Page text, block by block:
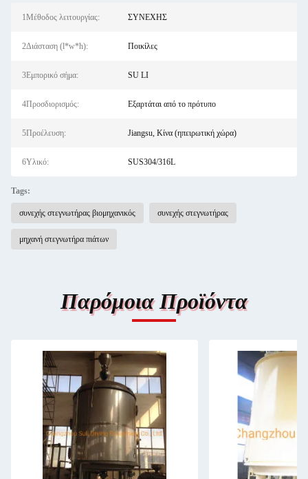
1Μέθοδος λειτουργίας: ΣΥΝΕΧΗΣ
2Διάσταση (l*w*h): Ποικίλες
3Εμπορικό σήμα: SU LI
4Προσδιορισμός: Εξαρτάται από το πρότυπο
5Προέλευση: Jiangsu, Κίνα (ηπειρωτική χώρα)
6Υλικό: SUS304/316L
Tags:
συνεχής στεγνωτήρας βιομηχανικός συνεχής στεγνωτήρας
μηχανή στεγνωτήρα πιάτων
Παρόμοια Προϊόντα